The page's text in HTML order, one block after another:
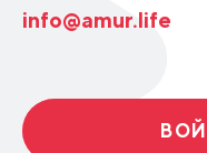
info@amur.life